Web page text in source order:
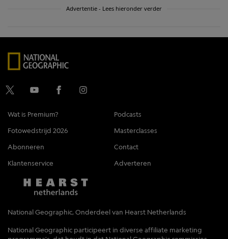
Advertentie - Lees hieronder verder
Wat is Premium?
Podcasts
Fotowedstrijd 2026
Masterclasses
Abonneren
Contact
Klantenservice
Adverteren
National Geographic, Onderdeel van Hearst Netherlands
National Geographic participeert in diverse affiliate marketing